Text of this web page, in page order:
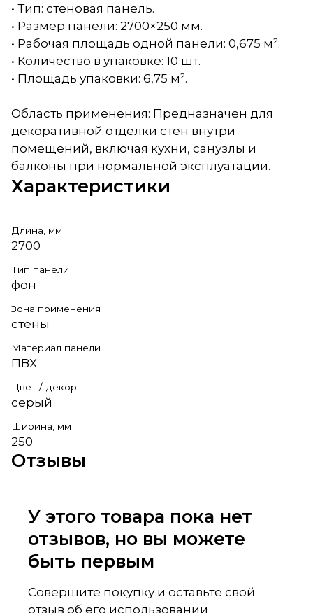
• Тип: стеновая панель.
• Размер панели: 2700×250 мм.
• Рабочая площадь одной панели: 0,675 м².
• Количество в упаковке: 10 шт.
• Площадь упаковки: 6,75 м².
Область применения: Предназначен для
декоративной отделки стен внутри
помещений, включая кухни, санузлы и
балконы при нормальной эксплуатации.
Характеристики
Длина, мм
2700
Тип панели
фон
Зона применения
стены
Материал панели
ПВХ
Цвет / декор
серый
Ширина, мм
250
Отзывы
У этого товара пока нет
отзывов, но вы можете
быть первым
Совершите покупку и оставьте свой
отзыв об его использовании